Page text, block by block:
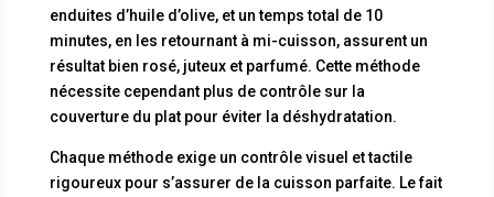
enduites d’huile d’olive, et un temps total de 10
minutes, en les retournant à mi-cuisson, assurent un
résultat bien rosé, juteux et parfumé. Cette méthode
nécessite cependant plus de contrôle sur la
couverture du plat pour éviter la déshydratation.
Chaque méthode exige un contrôle visuel et tactile
rigoureux pour s’assurer de la cuisson parfaite. Le fait